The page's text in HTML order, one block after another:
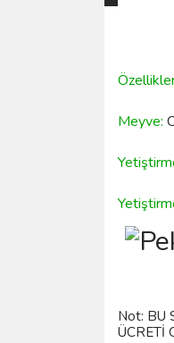
Meyve:
Not: BU
ÜCRETİ